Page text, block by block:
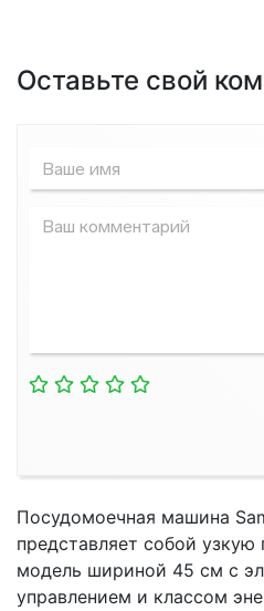
Оставьте свой
Посудомоечная машина
представляет собой
модель шириной 45 см с
управлением и классом